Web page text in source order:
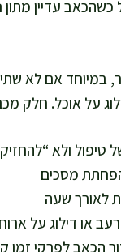
עדיין
במיוחד אם לא
על אוכל. חלק
טיפול ולא
מסכים
לאורך שעה
או דילוג על
הכאב לפרקי זמן